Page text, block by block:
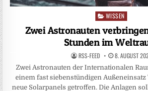
Posted
WISSEN
Zwei Astronauten
Stunden im
RSS-FEED 8. AUGUST
Zwei Astronauten der Internationalen
einem fast siebenstündigen
neue Solarpanels getroffen. Die Anlagen